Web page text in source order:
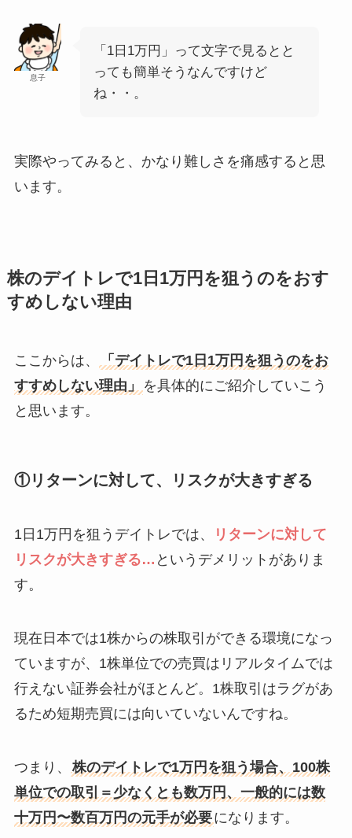
息子
「1日1万円」って文字で見るとと
っても簡単そうなんですけど
ね・・。
実際やってみると、かなり難しさを痛感すると思
います。
株のデイトレで1日1万円を狙うのをおす
すめしない理由
ここからは、
「デイトレで1日1万円を狙うのをお
すすめしない理由」
を具体的にご紹介していこう
と思います。
①リターンに対して、リスクが大きすぎる
1日1万円を狙うデイトレでは、
リターンに対して
リスクが大きすぎる… というデメリットがありま
す。
現在日本では1株からの株取引ができる環境になっ
ていますが、1株単位での売買はリアルタイムでは
行えない証券会社がほとんど。1株取引はラグがあ
るため短期売買には向いていないんですね。
つまり、
株のデイトレで1万円を狙う場合、100株
単位での取引＝少なくとも数万円、一般的には数
十万円〜数百万円の元手が必要になります。